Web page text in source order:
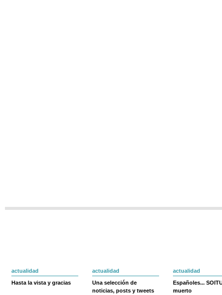
actualidad
Hasta la vista y gracias
actualidad
Una selección de
noticias, posts y tweets
actualidad
Españoles...
muerto